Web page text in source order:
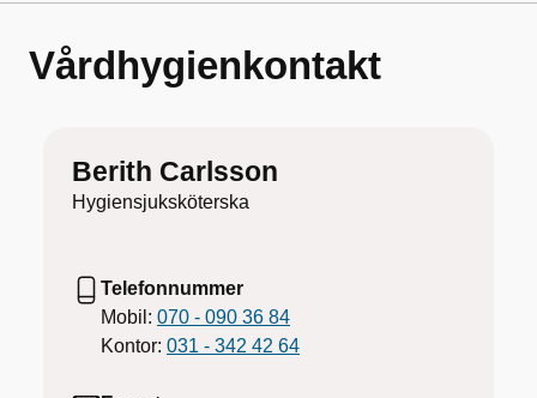
Vårdhygienkontakt
Berith Carlsson
Hygiensjuksköterska
Telefonnummer
Mobil: 070 - 090 36 84
Kontor: 031 - 342 42 64